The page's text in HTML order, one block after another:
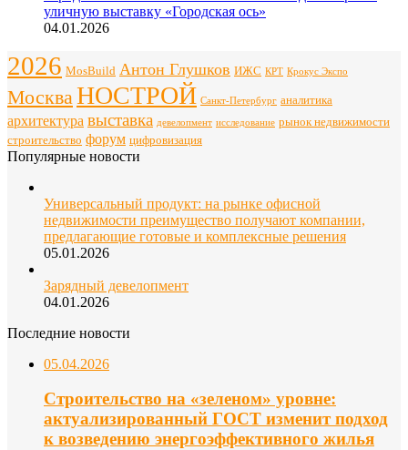
уличную выставку «Городская ось»
04.01.2026
2026 MosBuild Антон Глушков ИЖС КРТ Крокус Экспо
Москва НОСТРОЙ Санкт-Петербург аналитика
архитектура выставка девелопмент исследование рынок недвижимости
строительство форум цифровизация
Популярные новости
Универсальный продукт: на рынке офисной
недвижимости преимущество получают компании,
предлагающие готовые и комплексные решения
05.01.2026
Зарядный девелопмент
04.01.2026
Последние новости
05.04.2026
Строительство на «зеленом» уровне:
актуализированный ГОСТ изменит подход
к возведению энергоэффективного жилья